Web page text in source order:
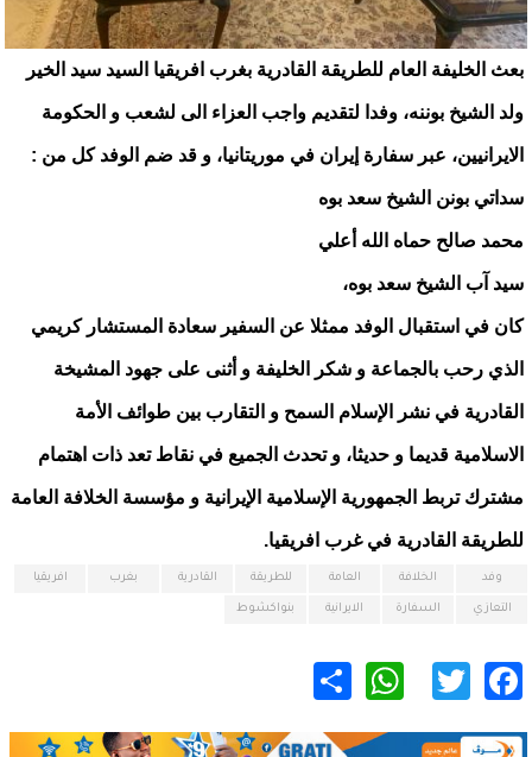
بعث الخليفة العام للطريقة القادرية بغرب افريقيا السيد سيد الخير
ولد الشيخ بوننه، وفدا لتقديم واجب العزاء الى لشعب و الحكومة
الايرانيين، عبر سفارة إيران في موريتانيا، و قد ضم الوفد كل من :
سداتي بونن الشيخ سعد بوه
محمد صالح حماه الله أعلي
سيد آب الشيخ سعد بوه،
كان في استقبال الوفد ممثلا عن السفير سعادة المستشار كريمي
الذي رحب بالجماعة و شكر الخليفة و أثنى على جهود المشيخة
القادرية في نشر الإسلام السمح و التقارب بين طوائف الأمة
الاسلامية قديما و حديثا، و تحدث الجميع في نقاط تعد ذات اهتمام
مشترك تربط الجمهورية الإسلامية الإيرانية و مؤسسة الخلافة العامة
للطريقة القادرية في غرب افريقيا.
وفد الخلافة العامة للطريقة القادرية بغرب افريقيا
التعازي السفارة الايرانية بنواكشوط
Facebook
Twitter
WhatsApp